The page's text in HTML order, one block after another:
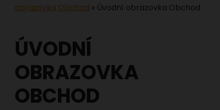
obrazovka Obchod » Úvodní obrazovka Obchod
ÚVODNÍ
OBRAZOVKA
OBCHOD